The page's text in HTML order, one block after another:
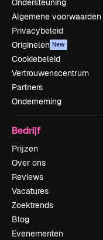
Ondersteuning
Algemene voorwaarden
Privacybeleid
Originelen New
Cookiebeleid
Vertrouwenscentrum
Partners
Onderneming
Bedrijf
Prijzen
Over ons
Reviews
Vacatures
Zoektrends
Blog
Evenementen